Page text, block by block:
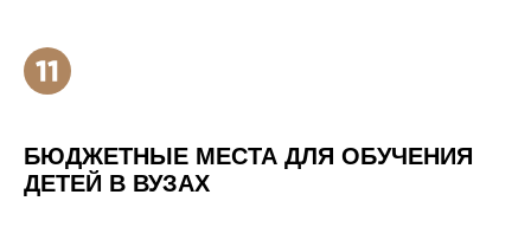
БЮДЖЕТНЫЕ МЕСТА ДЛЯ ОБУЧЕНИЯ
ДЕТЕЙ В ВУЗАХ